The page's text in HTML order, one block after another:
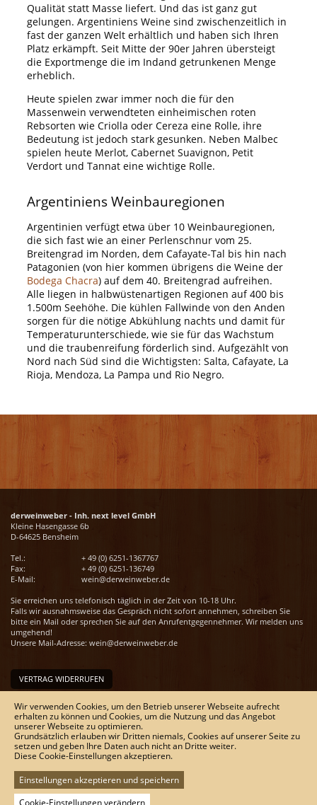
Qualität statt Masse liefert. Und das ist ganz gut
gelungen. Argentiniens Weine sind zwischenzeitlich in
fast der ganzen Welt erhältlich und haben sich Ihren
Platz erkämpft. Seit Mitte der 90er Jahren übersteigt
die Exportmenge die im Indand getrunkenen Menge
erheblich.
Heute spielen zwar immer noch die für den
Massenwein verwendteten einheimischen roten
Rebsorten wie Criolla oder Cereza eine Rolle, ihre
Bedeutung ist jedoch stark gesunken. Neben Malbec
spielen heute Merlot, Cabernet Suavignon, Petit
Verdort und Tannat eine wichtige Rolle.
Argentiniens Weinbauregionen
Argentinien verfügt etwa über 10 Weinbauregionen,
die sich fast wie an einer Perlenschnur vom 25.
Breitengrad im Norden, dem Cafayate-Tal bis hin nach
Patagonien (von hier kommen übrigens die Weine der
Bodega Chacra) auf dem 40. Breitengrad aufreihen.
Alle liegen in halbwüstenartigen Regionen auf 400 bis
1.500m Seehöhe. Die kühlen Fallwinde von den Anden
sorgen für die nötige Abkühlung nachts und damit für
Temperaturunterschiede, wie sie für das Wachstum
und die traubenreifung förderlich sind. Aufgezählt von
Nord nach Süd sind die Wichtigsten: Salta, Cafayate, La
Rioja, Mendoza, La Pampa und Rio Negro.
derweinweber - Inh. next level GmbH
Kleine Hasengasse 6b
D-64625 Bensheim
Tel.:
+ 49 (0) 6251-1367767
Fax:
+ 49 (0) 6251-136749
E-Mail:
wein@derweinweber.de
Sie erreichen uns telefonisch täglich in der Zeit von 10-18 Uhr.
Falls wir ausnahmsweise das Gespräch nicht sofort annehmen, schreiben Sie
bitte ein Mail oder sprechen Sie auf den Anrufentgegennehmer. Wir melden uns
umgehend!
Unsere Mail-Adresse: wein@derweinweber.de
VERTRAG WIDERRUFEN
Unser Service
Versandkosten
Kontakt
Zahlungsmöglichkeiten
Rückgabe & Widerrufsrecht
Impressum
Datenschutz
Sitemap
Wir verwenden Cookies, um den Betrieb unserer Webseite aufrecht
erhalten zu können und Cookies, um die Nutzung und das Angebot
unserer Webseite zu optimieren.
Grundsätzlich erlauben wir Dritten niemals, Cookies auf unserer Seite zu
setzen und geben Ihre Daten auch nicht an Dritte weiter.
Diese Cookie-Einstellungen akzeptieren.
Einstellungen akzeptieren und speichern
Cookie-Einstellungen verändern